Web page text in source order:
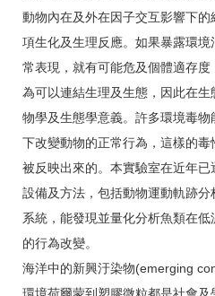
動物內在及外在因子交互影響下
項生化及生理反應。如果暴露環
常表現，就有可能危及個體適存
為可以連結生理及生態，因此在
物學及生態學意義。許多環境毒
下改變動物的正常行為，這樣的
被反映出來的。本實驗室在近年
設備及方法，包括動物運動軌跡
系統，能發現並量化分析魚類在
的行為改變。
海洋中的新興汙染物(emerging
環境荷爾蒙到塑膠微粒都是社會